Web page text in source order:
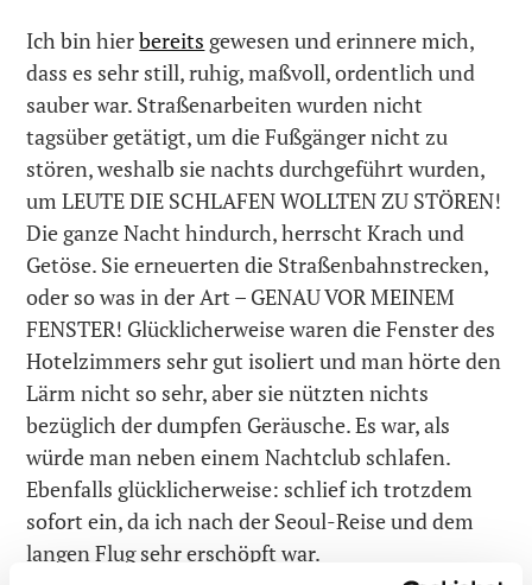
Ich bin hierbereits gewesen und erinnere mich,
dass es sehr still, ruhig, maßvoll, ordentlich und
sauber war. Straßenarbeiten wurden nicht
tagsüber getätigt, um die Fußgänger nicht zu
stören, weshalb sie nachts durchgeführt wurden,
um LEUTE DIE SCHLAFEN WOLLTEN ZU STÖREN!
Die ganze Nacht hindurch, herrscht Krach und
Getöse. Sie erneuerten die Straßenbahnstrecken,
oder so was in der Art – GENAU VOR MEINEM
FENSTER! Glücklicherweise waren die Fenster des
Hotelzimmers sehr gut isoliert und man hörte den
Lärm nicht so sehr, aber sie nützten nichts
bezüglich der dumpfen Geräusche. Es war, als
würde man neben einem Nachtclub schlafen.
Ebenfalls glücklicherweise: schlief ich trotzdem
sofort ein, da ich nach der Seoul-Reise und dem
langen Flug sehr erschöpft war.